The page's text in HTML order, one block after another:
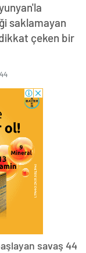
saklamayan
çeken bir
savaş 44